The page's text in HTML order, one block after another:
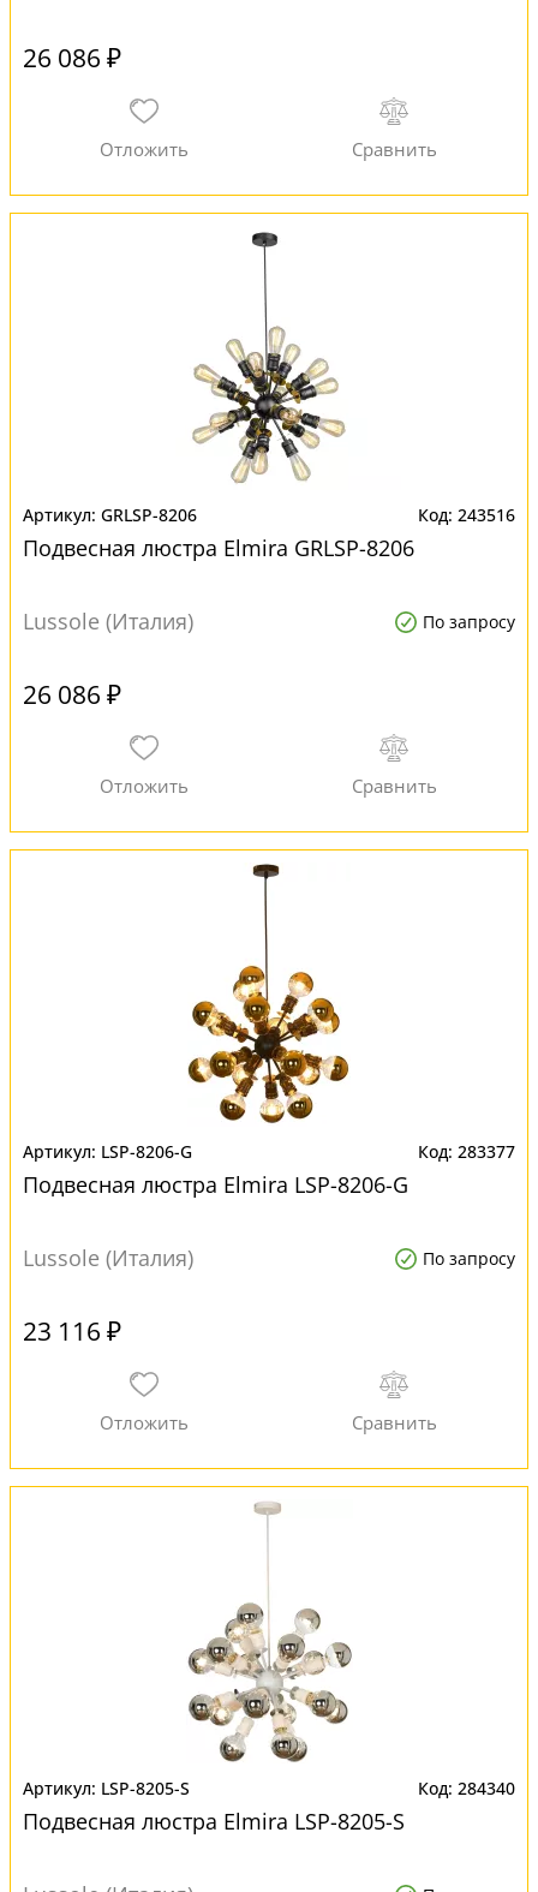
26 086 ₽
GRLSP-8206 243516
Подвесная люстра Elmira GRLSP-8206
Lussole (Италия) По запросу
26 086 ₽
LSP-8206-G 283377
Подвесная люстра Elmira LSP-8206-G
Lussole (Италия) По запросу
23 116 ₽
LSP-8205-S 284340
Подвесная люстра Elmira LSP-8205-S